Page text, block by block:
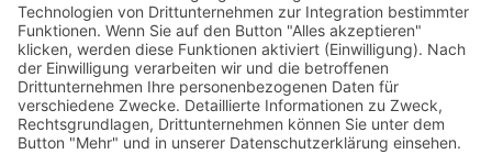
Powered byminigrafix Media, Helmstadt
Wir benötigen Ihre Zustimmung, um
den Google Maps-Service zu laden!